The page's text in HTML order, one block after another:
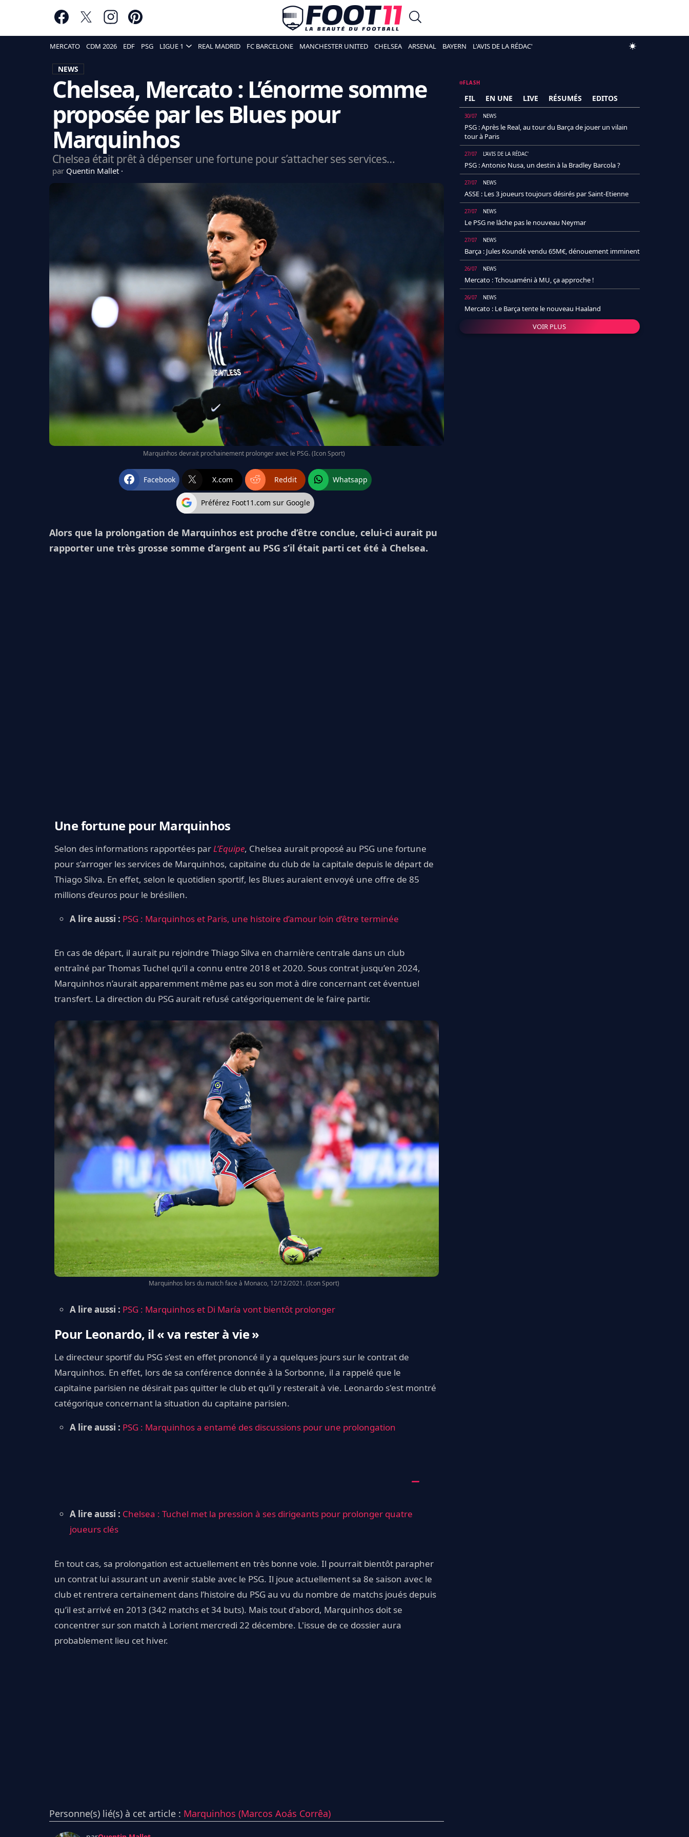
MERCATO CDM 2026 EDF PSG LIGUE 1 REAL MADRID FC BARCELONE MANCHESTER UNITED CHELSEA ARSENAL BAYERN L'AVIS DE LA RÉDAC'
NEWS
Chelsea, Mercato : L’énorme somme
proposée par les Blues pour
Marquinhos
Chelsea était prêt à dépenser une fortune pour s’attacher ses services…
par Quentin Mallet
Marquinhos devrait prochainement prolonger avec le PSG. (Icon Sport)
Facebook X.com Reddit Whatsapp
Préférez Foot11.com sur Google
Alors que la prolongation de Marquinhos est proche d’être conclue, celui-ci aurait pu
rapporter une très grosse somme d’argent au PSG s’il était parti cet été à Chelsea.
Une fortune pour Marquinhos
Selon des informations rapportées parL’Equipe, Chelsea aurait proposé au PSG une fortune
pour s’arroger les services de Marquinhos, capitaine du club de la capitale depuis le départ de
Thiago Silva. En effet, selon le quotidien sportif, les Blues auraient envoyé une offre de 85
millions d’euros pour le brésilien.
A lire aussi : PSG : Marquinhos et Paris, une histoire d’amour loin d’être terminée
En cas de départ, il aurait pu rejoindre Thiago Silva en charnière centrale dans un club
entraîné par Thomas Tuchel qu’il a connu entre 2018 et 2020. Sous contrat jusqu’en 2024,
Marquinhos n’aurait apparemment même pas eu son mot à dire concernant cet éventuel
transfert. La direction du PSG aurait refusé catégoriquement de le faire partir.
Marquinhos lors du match face à Monaco, 12/12/2021. (Icon Sport)
A lire aussi : PSG : Marquinhos et Di María vont bientôt prolonger
Pour Leonardo, il « va rester à vie »
Le directeur sportif du PSG s’est en effet prononcé il y a quelques jours sur le contrat de
Marquinhos. En effet, lors de sa conférence donnée à la Sorbonne, il a rappelé que le
capitaine parisien ne désirait pas quitter le club et qu’il y resterait à vie. Leonardo s'est montré
catégorique concernant la situation du capitaine parisien.
A lire aussi : PSG : Marquinhos a entamé des discussions pour une prolongation
A lire aussi : Chelsea : Tuchel met la pression à ses dirigeants pour prolonger quatre
joueurs clés
En tout cas, sa prolongation est actuellement en très bonne voie. Il pourrait bientôt parapher
un contrat lui assurant un avenir stable avec le PSG. Il joue actuellement sa 8e saison avec le
club et rentrera certainement dans l’histoire du PSG au vu du nombre de matchs joués depuis
qu’il est arrivé en 2013 (342 matchs et 34 buts). Mais tout d'abord, Marquinhos doit se
concentrer sur son match à Lorient mercredi 22 décembre. L'issue de ce dossier aura
probablement lieu cet hiver.
Personne(s) lié(s) à cet article : Marquinhos (Marcos Aoás Corrêa)
FLASH
FIL EN UNE LIVE RÉSUMÉS EDITOS
30/07 NEWS
PSG : Après le Real, au tour du Barça de jouer un vilain
tour à Paris
27/07 L'AVIS DE LA RÉDAC'
PSG : Antonio Nusa, un destin à la Bradley Barcola ?
27/07 NEWS
ASSE : Les 3 joueurs toujours désirés par Saint-Etienne
27/07 NEWS
Le PSG ne lâche pas le nouveau Neymar
27/07 NEWS
Barça : Jules Koundé vendu 65M€, dénouement imminent
26/07 NEWS
Mercato : Tchouaméni à MU, ça approche !
26/07 NEWS
Mercato : Le Barça tente le nouveau Haaland
VOIR PLUS